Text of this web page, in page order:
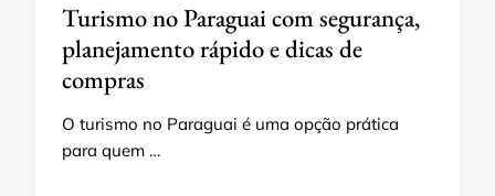
Turismo no Paraguai com segurança,
planejamento rápido e dicas de
compras
O turismo no Paraguai é uma opção prática
para quem …